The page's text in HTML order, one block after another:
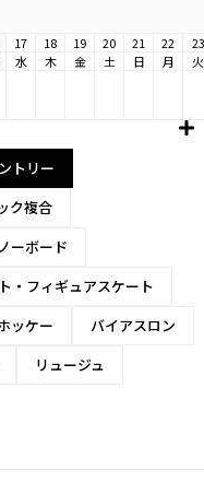
17 18 19 20 21 22
23
水 木 金 土 日 月 火
トリー
ク複合
ーボード
・フィギュアスケート
ッケー
バイアスロン
リュージュ